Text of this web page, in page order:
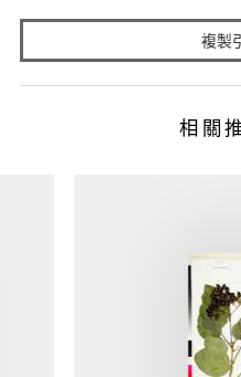
複製
相關